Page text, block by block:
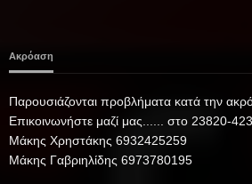
Ακρόαση
Παρουσιάζονται προβλήματα κατά την
Επικοινωνήστε μαζί μας...... στο 23820-
Μάκης Χρηστάκης 6932425259
Μάκης Γαβριηλίδης 6973780195